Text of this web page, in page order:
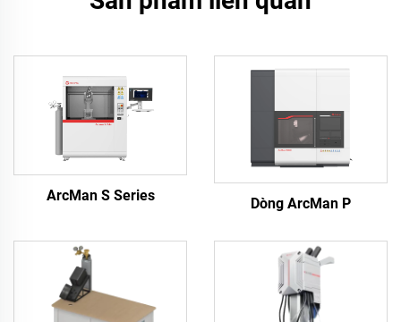
ArcMan S Series Dòng ArcMan P